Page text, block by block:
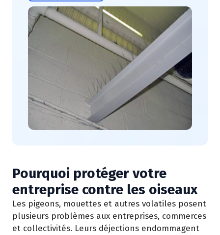
Pourquoi protéger votre
entreprise contre les oiseaux
Les pigeons, mouettes et autres volatiles posent
plusieurs problèmes aux entreprises, commerces
et collectivités. Leurs déjections endommagent